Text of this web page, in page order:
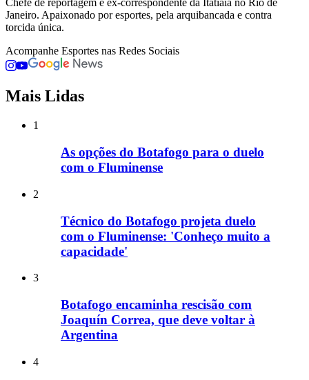
Janeiro. Apaixonado por esportes, pela arquibancada e contra
torcida única.
Acompanhe Esportes nas Redes Sociais
Mais Lidas
1
As opções do Botafogo para o duelo
com o Fluminense
2
Técnico do Botafogo projeta duelo
com o Fluminense: 'Conheço muito a
capacidade'
3
Botafogo encaminha rescisão com
Joaquín Correa, que deve voltar à
Argentina
4